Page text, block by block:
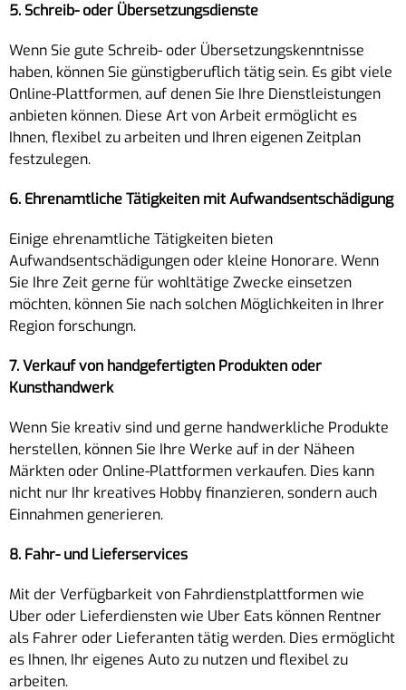
5. Schreib- oder Übersetzungsdienste
Wenn Sie gute Schreib- oder Übersetzungskenntnisse
haben, können Sie günstigberuflich tätig sein. Es gibt viele
Online-Plattformen, auf denen Sie Ihre Dienstleistungen
anbieten können. Diese Art von Arbeit ermöglicht es
Ihnen, flexibel zu arbeiten und Ihren eigenen Zeitplan
festzulegen.
6. Ehrenamtliche Tätigkeiten mit Aufwandsentschädigung
Einige ehrenamtliche Tätigkeiten bieten
Aufwandsentschädigungen oder kleine Honorare. Wenn
Sie Ihre Zeit gerne für wohltätige Zwecke einsetzen
möchten, können Sie nach solchen Möglichkeiten in Ihrer
Region forschungn.
7. Verkauf von handgefertigten Produkten oder
Kunsthandwerk
Wenn Sie kreativ sind und gerne handwerkliche Produkte
herstellen, können Sie Ihre Werke auf in der Näheen
Märkten oder Online-Plattformen verkaufen. Dies kann
nicht nur Ihr kreatives Hobby finanzieren, sondern auch
Einnahmen generieren.
8. Fahr- und Lieferservices
Mit der Verfügbarkeit von Fahrdienstplattformen wie
Uber oder Lieferdiensten wie Uber Eats können Rentner
als Fahrer oder Lieferanten tätig werden. Dies ermöglicht
es Ihnen, Ihr eigenes Auto zu nutzen und flexibel zu
arbeiten.